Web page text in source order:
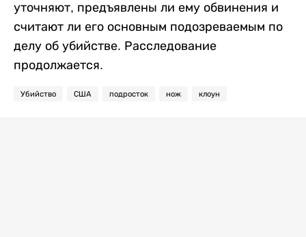
уточняют, предъявлены ли ему обвинения и
считают ли его основным подозреваемым по
делу об убийстве. Расследование
продолжается.
Убийство США подросток нож клоун